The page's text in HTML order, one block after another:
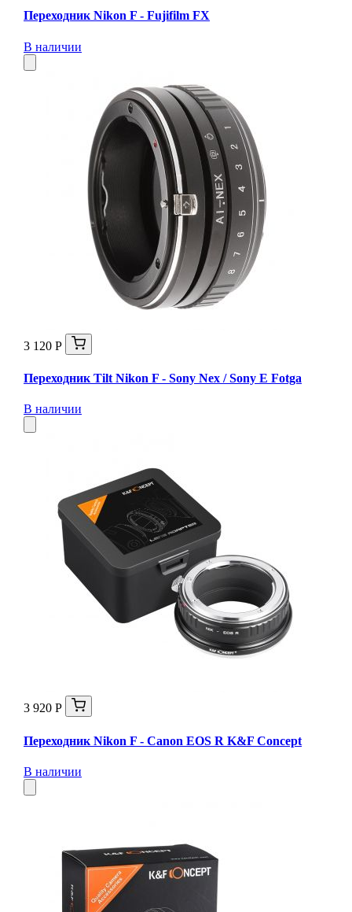
Переходник Nikon F - Fujifilm FX
В наличии
3 120 Р
Переходник Tilt Nikon F - Sony Nex / Sony E Fotga
В наличии
3 920 Р
Переходник Nikon F - Canon EOS R K&F Concept
В наличии